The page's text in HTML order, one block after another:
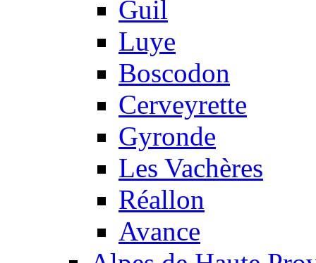
Guil
Luye
Boscodon
Cerveyrette
Gyronde
Les Vachères
Réallon
Avance